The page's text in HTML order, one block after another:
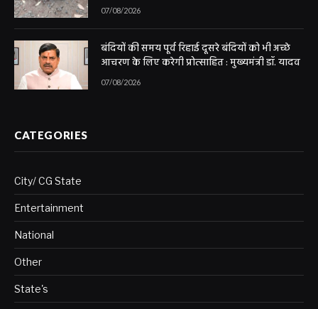
07/08/2026
बंदियों की समय पूर्व रिहाई दूसरे बंदियों को भी अच्छे
आचरण के लिए करेगी प्रोत्साहित : मुख्यमंत्री डॉ. यादव
07/08/2026
CATEGORIES
City/ CG State
Entertainment
National
Other
State's